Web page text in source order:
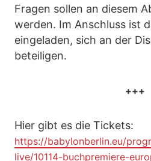
Fragen sollen an diesem
werden. Im Anschluss ist
eingeladen, sich an der
beteiligen.
+++
Hier gibt es die Tickets:
https://babylonberlin.eu/
live/10114-buchpremiere-